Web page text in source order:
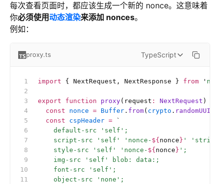
每次查看页面时，都应该生成一个新的 nonce。这意味着
你必须使用动态渲染来添加 nonces。
例如：
proxy.ts TypeScript
import { NextRequest, NextResponse } from '
export function proxy(request : NextRequest ) {
  const
nonce = Buffer . from( crypto . randomUUID
  const
cspHeader = `
    default-src 'self';
    script-src 'self' 'nonce-
${ nonce } ' 'strict-
    style-src 'self' 'nonce-
${ nonce } ';
    img-src 'self' blob: data:;
    font-src 'self';
    object-src 'none';